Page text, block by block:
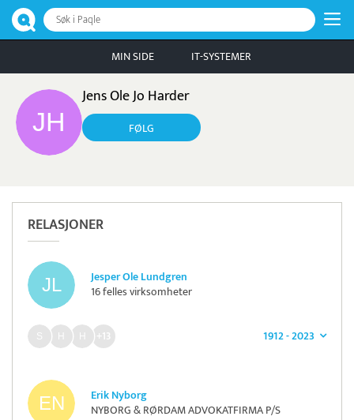
Søk i Paqle
MIN SIDE IT-SYSTEMER
Jens Ole Jo Harder
FØLG
RELASJONER
Jesper Ole Lundgren
16 felles virksomheter
1912 - 2023
+13
Erik Nyborg
NYBORG & RØRDAM ADVOKATFIRMA P/S